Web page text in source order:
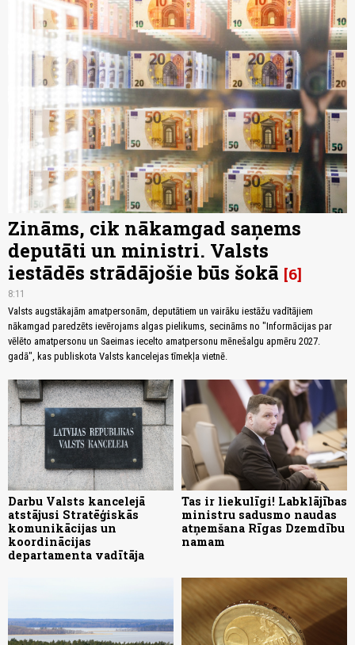
Zināms, cik nākamgad saņems
deputāti un ministri. Valsts
iestādēs strādājošie būs šokā 6
8:11
Valsts augstākajām amatpersonām, deputātiem un vairāku iestāžu vadītājiem
nākamgad paredzēts ievērojams algas pielikums, secināms no "Informācijas par
vēlēto amatpersonu un Saeimas iecelto amatpersonu mēnešalgu apmēru 2027.
gadā", kas publiskota Valsts kancelejas tīmekļa vietnē.
Darbu Valsts kancelejā
atstājusi Stratēģiskās
komunikācijas un
koordinācijas
departamenta vadītāja
Tas ir liekulīgi! Labklājības
ministru sadusmo naudas
atņemšana Rīgas Dzemdību
namam